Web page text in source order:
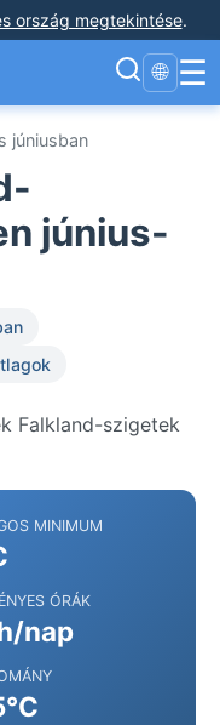
ország megtekintése.
🌐 ☰
júniusban
június-
Falkland-szigetek
MINIMUM
ÓRÁK
nap